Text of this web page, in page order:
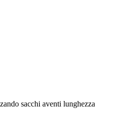
sacchi aventi lunghezza